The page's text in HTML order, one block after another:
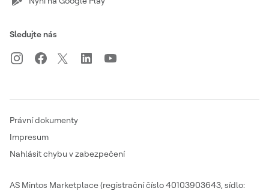
Sledujte nás
Právní dokumenty
Impresum
Nahlásit chybu v zabezpečení
AS Mintos Marketplace (registrační číslo 40103903643, sídlo: